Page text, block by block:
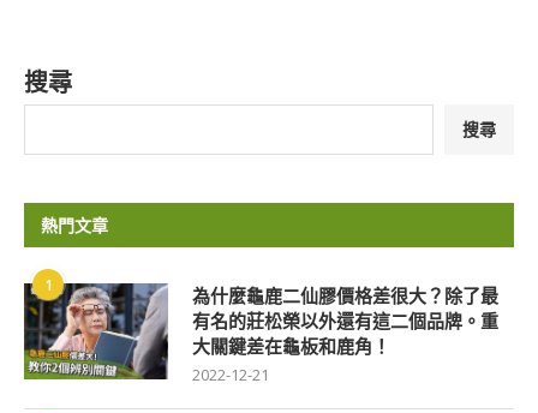
搜尋
搜尋
熱門文章
1
為什麼龜鹿二仙膠價格差很大？除了最
有名的莊松榮以外還有這二個品牌。重
大關鍵差在龜板和鹿角！
2022-12-21